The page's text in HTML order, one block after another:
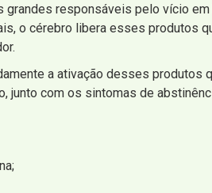
responsáveis pelo vício
o cérebro libera esses produtos
a ativação desses produtos
junto com os sintomas de